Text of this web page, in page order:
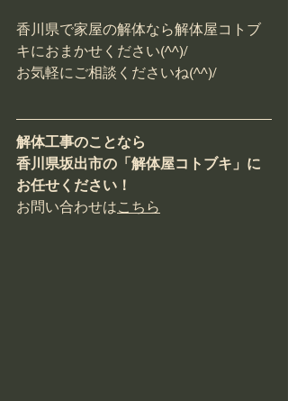
香川県で家屋の解体なら解体屋コトブ
キにおまかせください(^^)/
お気軽にご相談くださいね(^^)/
解体工事のことなら
香川県坂出市の「解体屋コトブキ」に
お任せください！
お問い合わせはこちら